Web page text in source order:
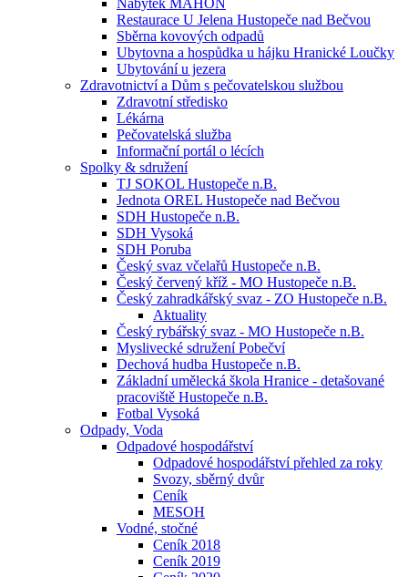
Nábytek MAHON
Restaurace U Jelena Hustopeče nad Bečvou
Sběrna kovových odpadů
Ubytovna a hospůdka u hájku Hranické Loučky
Ubytování u jezera
Zdravotnictví a Dům s pečovatelskou službou
Zdravotní středisko
Lékárna
Pečovatelská služba
Informační portál o lécích
Spolky & sdružení
TJ SOKOL Hustopeče n.B.
Jednota OREL Hustopeče nad Bečvou
SDH Hustopeče n.B.
SDH Vysoká
SDH Poruba
Český svaz včelařů Hustopeče n.B.
Český červený kříž - MO Hustopeče n.B.
Český zahradkářský svaz - ZO Hustopeče n.B.
Aktuality
Český rybářský svaz - MO Hustopeče n.B.
Myslivecké sdružení Pobečví
Dechová hudba Hustopeče n.B.
Základní umělecká škola Hranice - detašované
pracoviště Hustopeče n.B.
Fotbal Vysoká
Odpady, Voda
Odpadové hospodářství
Odpadové hospodářství přehled za roky
Svozy, sběrný dvůr
Ceník
MESOH
Vodné, stočné
Ceník 2018
Ceník 2019